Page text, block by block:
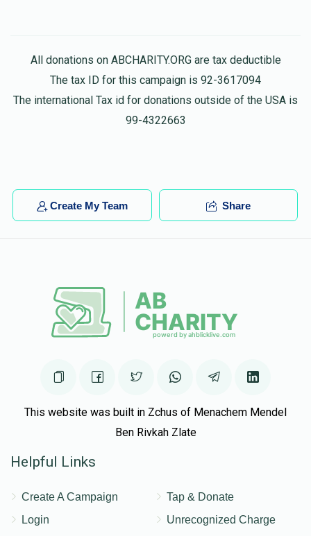
All donations on ABCHARITY.ORG are tax deductible
The tax ID for this campaign is 92-3617094
The international Tax id for donations outside of the USA is
99-4322663
Create My Team Share
This website was built in Zchus of Menachem Mendel
Ben Rivkah Zlate
Helpful Links
Create A Campaign
Login
Tap & Donate
Unrecognized Charge